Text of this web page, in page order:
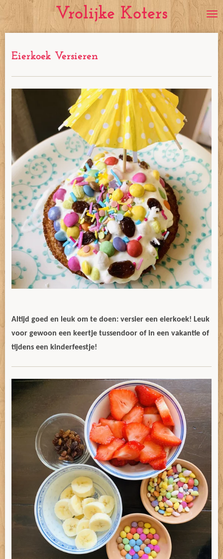
direct
de
Vrolijke Koters
Eierkoek Versieren
Altijd goed en leuk om te doen: versier een eierkoek! Leuk
voor gewoon een keertje tussendoor of in een vakantie of
tijdens een kinderfeestje!